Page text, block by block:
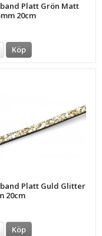
Platt Grön Matt
20cm
Köp
Platt Guld Glitter
20cm
Köp